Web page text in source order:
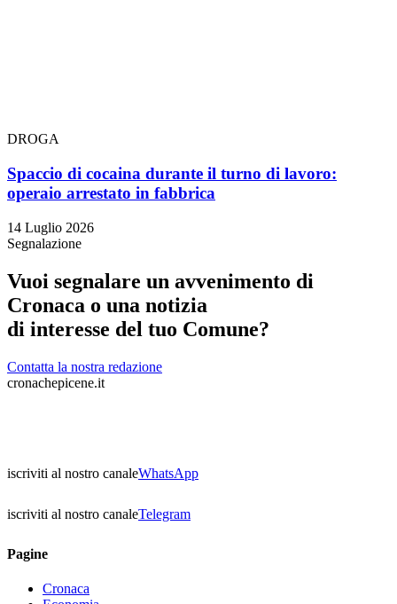
DROGA
Spaccio di cocaina durante il turno di lavoro:
operaio arrestato in fabbrica
14 Luglio 2026
Segnalazione
Vuoi segnalare un avvenimento di
Cronaca o una notizia
di interesse del tuo Comune?
Contatta la nostra redazione
cronachepicene.it
iscriviti al nostro canaleWhatsApp
iscriviti al nostro canaleTelegram
Pagine
Cronaca